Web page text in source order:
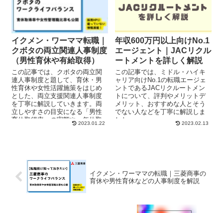
イクメン・ワーママ転職｜
クボタの両立関連人事制度
（男性育休や有給取得）
この記事では、クボタの両立関
連人事制度と題して、育休・男
性育休や女性活躍施策をはじめ
とした、両立支援関連人事制度
を丁寧に解説していきます。両
立しやすさの目安になる「男性
育休取得率」の実態や、年休取
得日数・女性管理職数なども具
2023.01.22
年収600万円以上向けNo.1
エージェント｜JACリクル
ートメントを詳しく解説
この記事では、ミドル・ハイキ
ャリア向けNo.1の転職エージェ
ントであるJACリクルートメン
トについて、評判やメリットデ
メリット、おすすめな人とそう
でない人などを丁寧に解説しま
した。
2023.02.13
イクメン・ワーママの転職｜三菱商事の
育休や男性育休などの人事制度を解説